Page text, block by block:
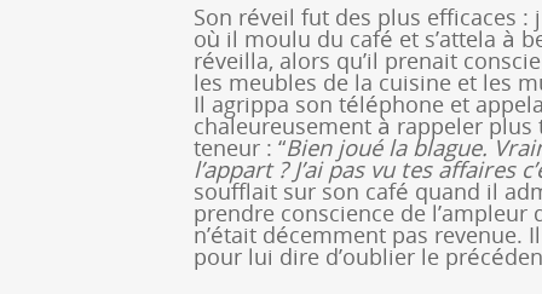
Son réveil fut des plus efficaces
où il moulu du café et s’attela à
réveilla, alors qu’il prenait
les meubles de la cuisine et les
Il agrippa son téléphone et
chaleureusement à rappeler
teneur : “Bien joué la blague.
l’appart ? J’ai pas vu tes affaires
soufflait sur son café quand il
prendre conscience de
n’était décemment pas revenue.
pour lui dire d’oublier le